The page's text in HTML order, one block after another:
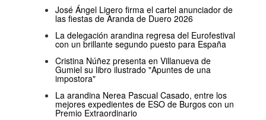
José Ángel Ligero firma el cartel anunciador de
las fiestas de Aranda de Duero 2026
La delegación arandina regresa del Eurofestival
con un brillante segundo puesto para España
Cristina Núñez presenta en Villanueva de
Gumiel su libro ilustrado "Apuntes de una
impostora"
La arandina Nerea Pascual Casado, entre los
mejores expedientes de ESO de Burgos con un
Premio Extraordinario